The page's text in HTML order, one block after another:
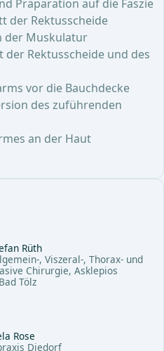
Präparation auf die Faszie
der Rektusscheide
der Muskulatur
der Rektusscheide und des
vor die Bauchdecke
des zuführenden
an der Haut
Rüth
, Viszeral-, Thorax- und
Chirurgie, Asklepios
Tölz
Rose
Diedorf